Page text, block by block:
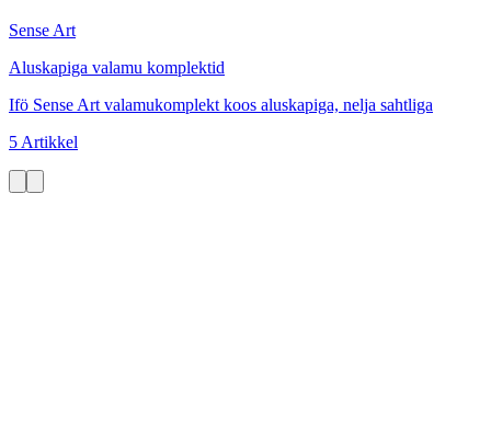
Sense Art
Aluskapiga valamu komplektid
Ifö Sense Art valamukomplekt koos aluskapiga, nelja sahtliga
5 Artikkel